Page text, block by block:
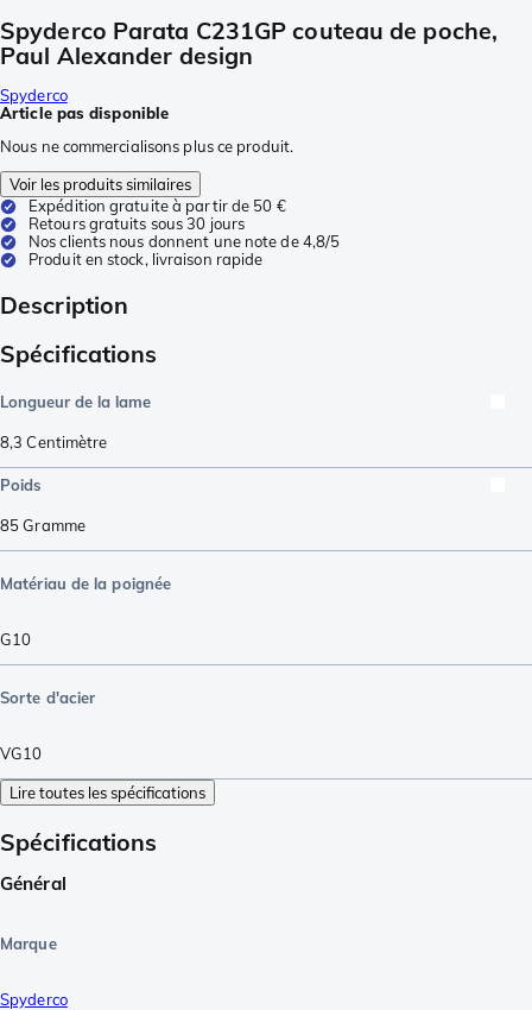
Spyderco Parata C231GP couteau de poche,
Paul Alexander design
Spyderco
Article pas disponible
Nous ne commercialisons plus ce produit.
Voir les produits similaires
Expédition gratuite à partir de 50 €
Retours gratuits sous 30 jours
Nos clients nous donnent une note de 4,8/5
Produit en stock, livraison rapide
Description
Spécifications
Longueur de la lame
8,3 Centimètre
Poids
85Gramme
Matériau de la poignée
G10
Sorte d'acier
VG10
Lire toutes les spécifications
Spécifications
Général
Marque
Spyderco